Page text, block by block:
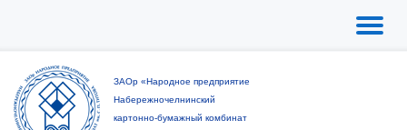
Toggle
ЗАОр «Народное предприятие
Набережночелнинский
картонно-бумажный комбинат